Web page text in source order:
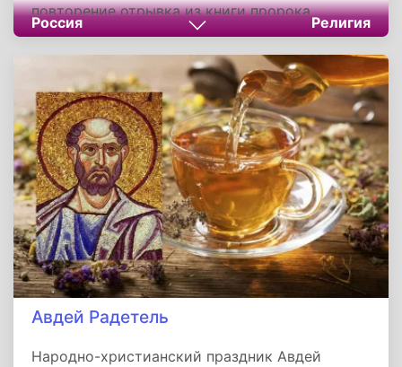
повторение отрывка из книги пророка
Иеремии (Иер. 49:7—16). Талмуд называет его
обратившимся в иудаизм идумеем (Эдом) и
отождествляет с богобоязненным
домоправителем порочного израильского
царя начала IX века до н. э. Ахава.
Россия Религия
Авдей Радетель
Народно-христианский праздник Авдей